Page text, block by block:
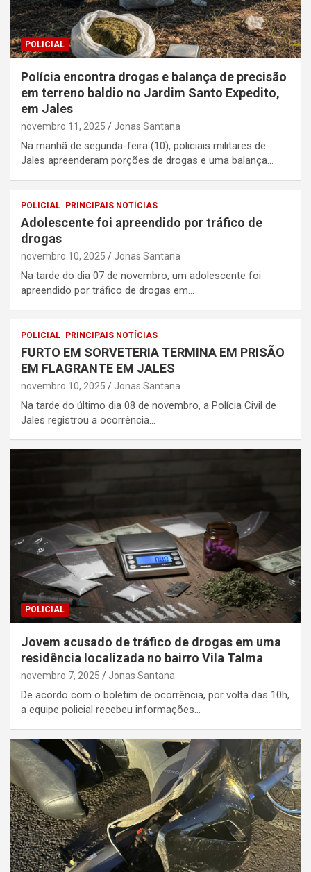
POLICIAL
Polícia encontra drogas e balança de precisão
em terreno baldio no Jardim Santo Expedito,
em Jales
novembro 11, 2025 Jonas Santana
Na manhã de segunda-feira (10), policiais militares de
Jales apreenderam porções de drogas e uma balança…
POLICIAL PRINCIPAIS NOTÍCIAS
Adolescente foi apreendido por tráfico de
drogas
novembro 10, 2025 Jonas Santana
Na tarde do dia 07 de novembro, um adolescente foi
apreendido por tráfico de drogas em…
POLICIAL PRINCIPAIS NOTÍCIAS
FURTO EM SORVETERIA TERMINA EM PRISÃO
EM FLAGRANTE EM JALES
novembro 10, 2025 Jonas Santana
Na tarde do último dia 08 de novembro, a Polícia Civil de
Jales registrou a ocorrência…
POLICIAL
Jovem acusado de tráfico de drogas em uma
residência localizada no bairro Vila Talma
novembro 7, 2025 Jonas Santana
De acordo com o boletim de ocorrência, por volta das 10h,
a equipe policial recebeu informações…